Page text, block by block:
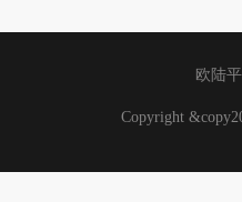
欧陆
Copyright